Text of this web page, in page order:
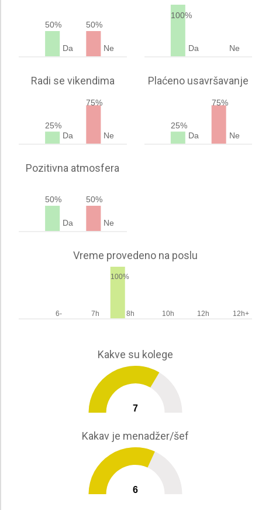
50%
Da
50%
Ne
100%
Da Ne
Radi se vikendima
25%
Da
75%
Ne
Plaćeno usavršavanje
25%
Da
75%
Ne
Pozitivna atmosfera
50%
Da
50%
Ne
Vreme provedeno na poslu
6- 7h
100%
8h 10h 12h 12h+
Kakve su kolege
7
Kakav je menadžer/šef
6